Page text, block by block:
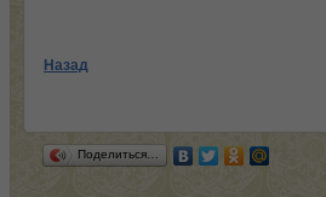
Назад
Поделиться…